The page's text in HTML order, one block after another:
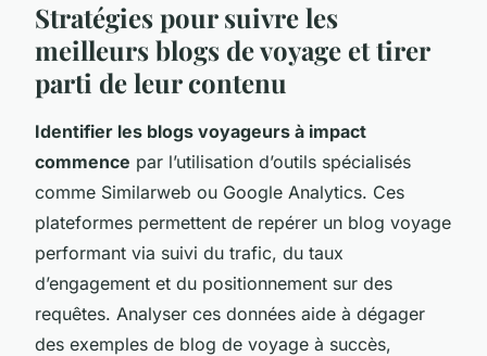
Stratégies pour suivre les
meilleurs blogs de voyage et tirer
parti de leur contenu
Identifier les blogs voyageurs à impact
commence par l’utilisation d’outils spécialisés
comme Similarweb ou Google Analytics. Ces
plateformes permettent de repérer un blog voyage
performant via suivi du trafic, du taux
d’engagement et du positionnement sur des
requêtes. Analyser ces données aide à dégager
des exemples de blog de voyage à succès,